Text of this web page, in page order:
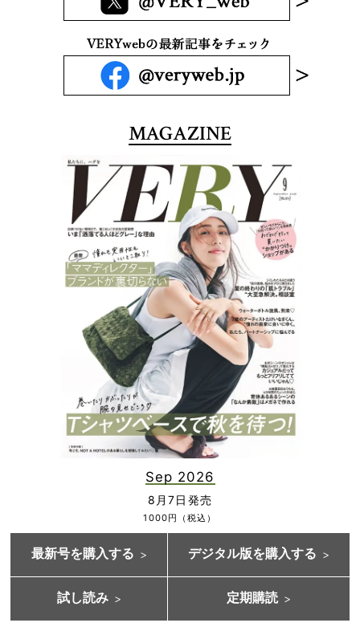
MAGAZINE
Sep 2026
8月7日発売
1000円（税込）
最新号を購入する デジタル版を購入する
試し読み 定期購読